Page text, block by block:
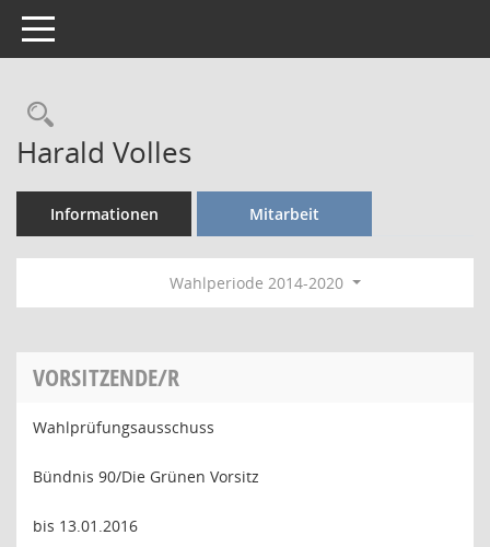
Toggle navigation
Rechercheauswahl
Harald Volles
Informationen Mitarbeit
Wahlperiode 2014-2020
VORSITZENDE/R
Wahlprüfungsausschuss
Bündnis 90/Die Grünen Vorsitz
bis 13.01.2016